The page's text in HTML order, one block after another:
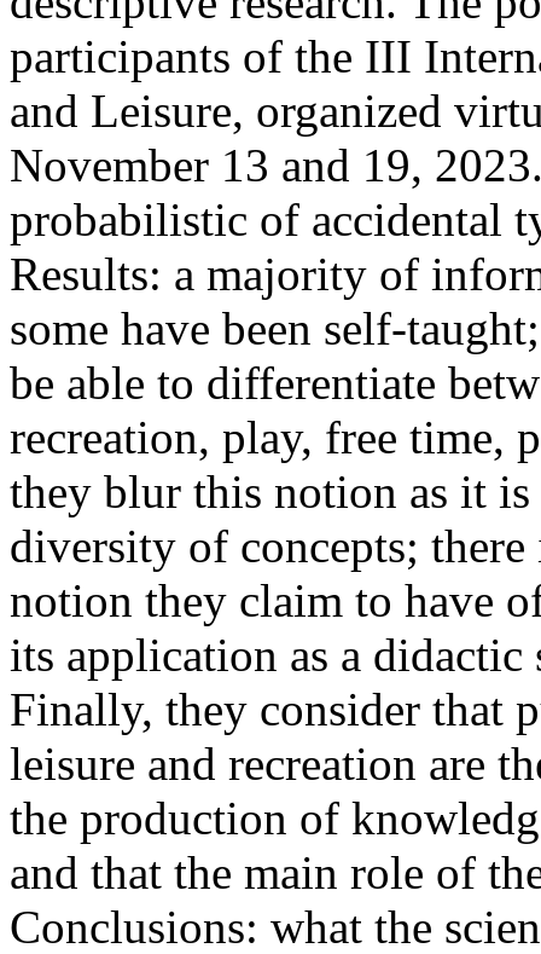
participants of the III
and Leisure, organized
November 13 and 19,
probabilistic of accidental
Results: a majority of
some have been self-
be able to differentiate
recreation, play, free time,
they blur this notion as it
diversity of concepts;
notion they claim to have
its application as a
Finally, they consider that
leisure and recreation are
the production of
and that the main role of
Conclusions: what the